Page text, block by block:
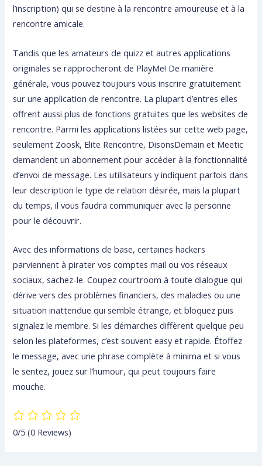
l’inscription) qui se destine à la rencontre amoureuse et à la
rencontre amicale.
Tandis que les amateurs de quizz et autres applications
originales se rapprocheront de PlayMe! De manière
générale, vous pouvez toujours vous inscrire gratuitement
sur une application de rencontre. La plupart d’entres elles
offrent aussi plus de fonctions gratuites que les websites de
rencontre. Parmi les applications listées sur cette web page,
seulement Zoosk, Elite Rencontre, DisonsDemain et Meetic
demandent un abonnement pour accéder à la fonctionnalité
d’envoi de message. Les utilisateurs y indiquent parfois dans
leur description le type de relation désirée, mais la plupart
du temps, il vous faudra communiquer avec la personne
pour le découvrir.
Avec des informations de base, certaines hackers
parviennent à pirater vos comptes mail ou vos réseaux
sociaux, sachez-le. Coupez courtroom à toute dialogue qui
dérive vers des problèmes financiers, des maladies ou une
situation inattendue qui semble étrange, et bloquez puis
signalez le membre. Si les démarches diffèrent quelque peu
selon les plateformes, c’est souvent easy et rapide. Étoffez
le message, avec une phrase complète à minima et si vous
le sentez, jouez sur l’humour, qui peut toujours faire
mouche.
0/5(0 Reviews)